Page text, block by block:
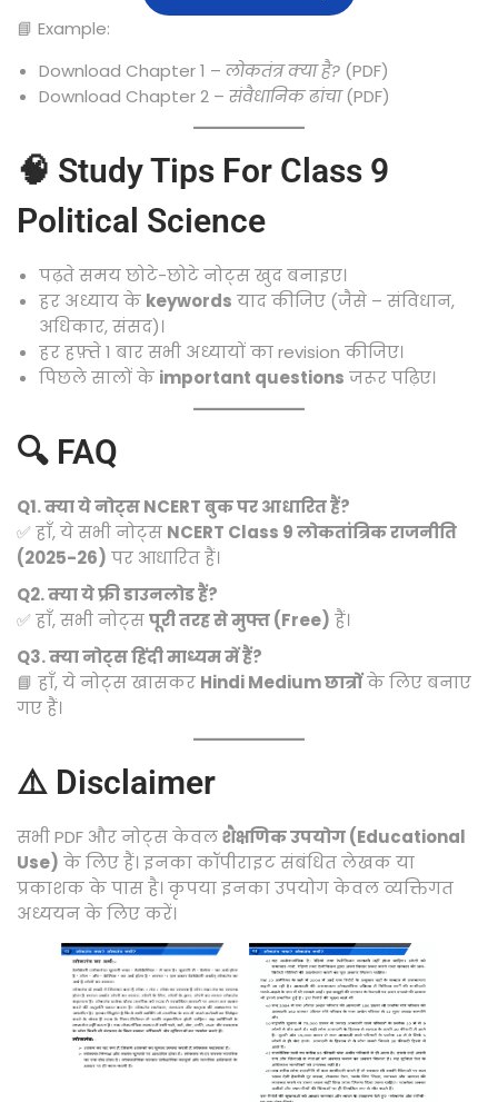
📘 Example:
Download Chapter 1 – लोकतंत्र क्या है? (PDF)
Download Chapter 2 – संवैधानिक ढांचा(PDF)
🧠 Study Tips For Class 9
Political Science
पढ़ते समय छोटे-छोटे नोट्स खुद बनाइए।
हर अध्याय के keywords याद कीजिए (जैसे – संविधान,
अधिकार, संसद)।
हर हफ़्ते 1 बार सभी अध्यायों का revision कीजिए।
पिछले सालों के important questions जरूर पढ़िए।
🔍 FAQ
Q1. क्या ये नोट्स NCERT बुक पर आधारित हैं?
✅ हाँ, ये सभी नोट्स NCERT Class 9 लोकतांत्रिक राजनीति
(2025-26) पर आधारित हैं।
Q2. क्या ये फ्री डाउनलोड हैं?
✅ हाँ, सभी नोट्सपूरी तरह से मुफ्त (Free) हैं।
Q3. क्या नोट्स हिंदी माध्यम में हैं?
📘 हाँ, ये नोट्स खासकर Hindi Medium छात्रोंके लिए बनाए
गए हैं।
⚠️ Disclaimer
सभी PDF और नोट्स केवलशैक्षणिक उपयोग (Educational
Use) के लिए हैं। इनका कॉपीराइट संबंधित लेखक या
प्रकाशक के पास है। कृपया इनका उपयोग केवल व्यक्तिगत
अध्ययन के लिए करें।